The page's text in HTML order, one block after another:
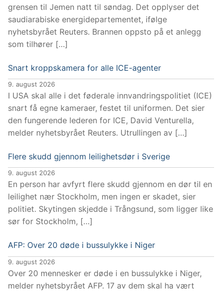
grensen til Jemen natt til søndag. Det opplyser det
saudiarabiske energidepartementet, ifølge
nyhetsbyrået Reuters. Brannen oppsto på et anlegg
som tilhører […]
Snart kroppskamera for alle ICE-agenter
9. august 2026
I USA skal alle i det føderale innvandringspolitiet (ICE)
snart få egne kameraer, festet til uniformen. Det sier
den fungerende lederen for ICE, David Venturella,
melder nyhetsbyrået Reuters. Utrullingen av […]
Flere skudd gjennom leilighetsdør i Sverige
9. august 2026
En person har avfyrt flere skudd gjennom en dør til en
leilighet nær Stockholm, men ingen er skadet, sier
politiet. Skytingen skjedde i Trångsund, som ligger like
sør for Stockholm, […]
AFP: Over 20 døde i bussulykke i Niger
9. august 2026
Over 20 mennesker er døde i en bussulykke i Niger,
melder nyhetsbyrået AFP. 17 av dem skal ha vært